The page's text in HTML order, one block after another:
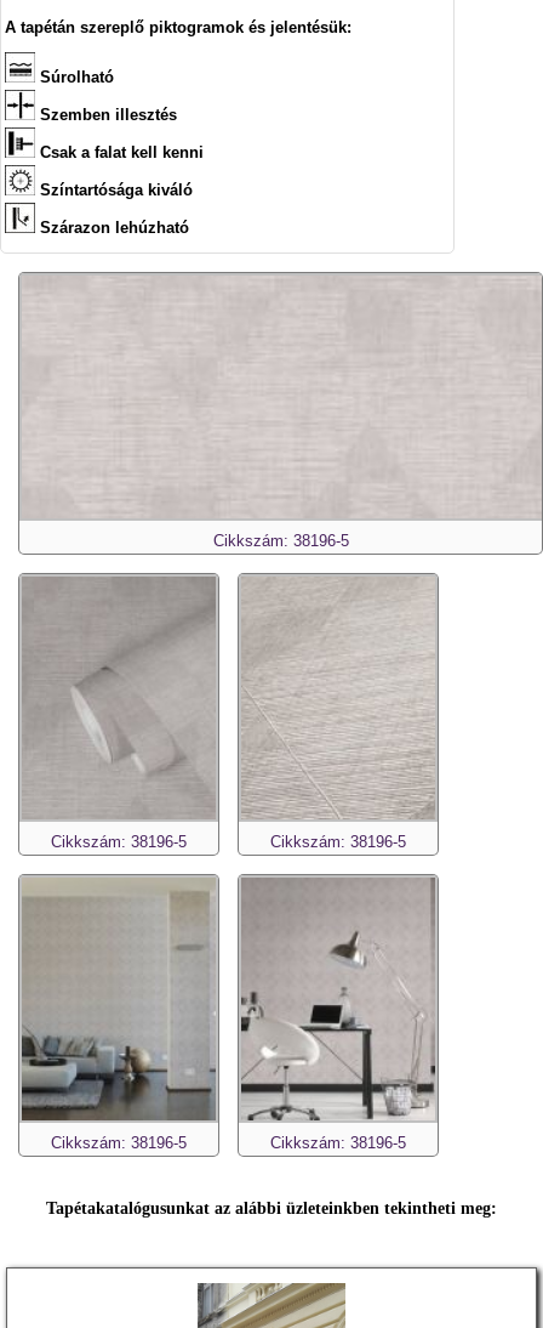
A tapétán szereplő piktogramok és jelentésük:
Súrolható
Szemben illesztés
Csak a falat kell kenni
Színtartósága kiváló
Szárazon lehúzható
Cikkszám: 38196-5
Cikkszám: 38196-5 Cikkszám: 38196-5
Cikkszám: 38196-5 Cikkszám: 38196-5
Tapétakatalógusunkat az alábbi üzleteinkben tekintheti meg: